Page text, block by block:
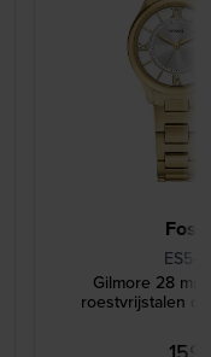
Gilmore 28
roestvrijstalen